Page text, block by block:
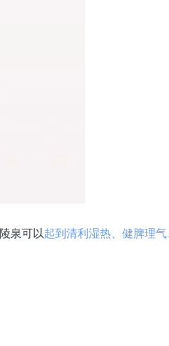
泉可以起到清利湿热、健脾理